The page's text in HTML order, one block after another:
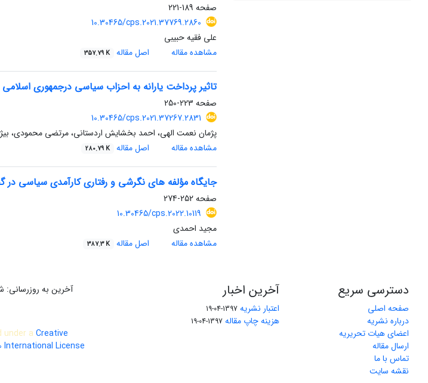
صفحه 189-221
10.30465/cps.2021.37769.2860
علی فقیه حبیبی
مشاهده مقاله
اصل مقاله 357.79 K
تاثیر پرداخت یارانه به احزاب سیاسی درجمهوری اسلامی
صفحه 223-250
10.30465/cps.2021.37267.2831
پژمان نعمت الهی، احمد بخشایش اردستانی، مرتضی محمودی،
مشاهده مقاله
اصل مقاله 280.79 K
جایگاه مؤلفه های نگرشی و رفتاری کارآمدی سیاسی
صفحه252-274
10.30465/cps.2022.10119
مجید احمدی
مشاهده مقاله
اصل مقاله 387.3 K
دسترسی سریع
صفحه اصلی
درباره نشریه
اعضای هیات تحریریه
ارسال مقاله
تماس با ما
نقشه سایت
آخرین اخبار
اعتبار نشریه 1397-04-19
هزینه چاپ مقاله 1397-04-19
آخرین به روزرسانی: شنبه 20 دی 1404
under aCreative
License